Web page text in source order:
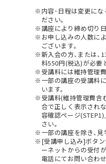
内容･日程は変更にな
ださい。
講座により締め切り
お申し込みの人数に
ございます。
新入会の方､または､
料550円(税込)が必要
受講料には維持管理
一部の講座の受講料
います。
受講料(維持管理費含
合で正しく表示され
容確認ページ
さい。
一部の講座を除き､見
[受講申し込み]ボタ
ーネットからの受付
電話にてお問い合わ